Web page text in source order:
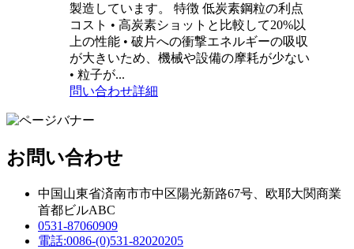
製造しています。 特徴 低炭素鋼粒の利点
コスト • 高炭素ショットと比較して20%以
上の性能 • 破片への衝撃エネルギーの吸収
が大きいため、機械や設備の摩耗が少ない
• 粒子が...
問い合わせ詳細
お問い合わせ
中国山東省済南市市中区陽光新路67号、欧耶大関商業
首都ビルABC
0531-87060909
電話:0086-(0)531-82020205